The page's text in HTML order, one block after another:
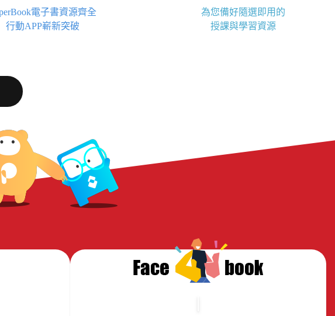
電子書資源齊全
行動APP嶄新突破
為您備好隨選即用的
授課與學習資源